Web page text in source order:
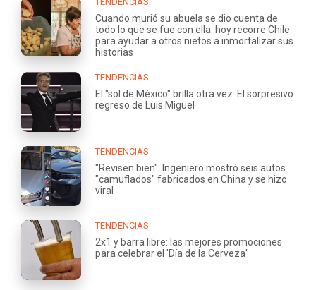
Cuando murió su abuela se dio cuenta de
todo lo que se fue con ella: hoy recorre Chile
para ayudar a otros nietos a inmortalizar sus
historias
TENDENCIAS
El "sol de México" brilla otra vez: El sorpresivo
regreso de Luis Miguel
TENDENCIAS
"Revisen bien": Ingeniero mostró seis autos
"camuflados" fabricados en China y se hizo
viral
TENDENCIAS
2x1 y barra libre: las mejores promociones
para celebrar el 'Día de la Cerveza'